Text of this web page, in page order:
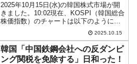
2025年10月15日(水)の韓国株式市場が開
きました。10:02現在、KOSPI（韓国総合
株価指数）のチャートは以下のようにな
『Investing.com』より引用）。上げ始ま
りで陽線です。KOSPIは「3,602」...
2025.10.15
韓国「中国鉄鋼会社への反ダンピ
ング関税を免除する」日和った！